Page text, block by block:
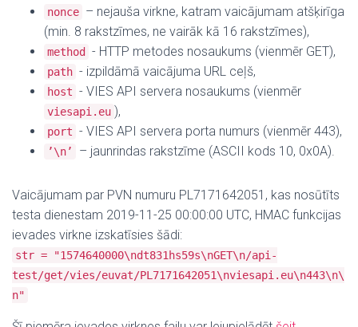
nonce – nejauša virkne, katram vaicājumam atšķirīga
(min. 8 rakstzīmes, ne vairāk kā 16 rakstzīmes),
method - HTTP metodes nosaukums (vienmēr GET),
path - izpildāmā vaicājuma URL ceļš,
host - VIES API servera nosaukums (vienmēr
viesapi.eu ),
port - VIES API servera porta numurs (vienmēr 443),
’\n’ – jaunrindas rakstzīme (ASCII kods 10, 0x0A).
Vaicājumam par PVN numuru PL7171642051, kas nosūtīts
testa dienestam 2019-11-25 00:00:00 UTC, HMAC funkcijas
ievades virkne izskatīsies šādi:
str = "1574640000\ndt831hs59s\nGET\n/api-
test/get/vies/euvat/PL7171642051\nviesapi.eu\n443\n\
n"